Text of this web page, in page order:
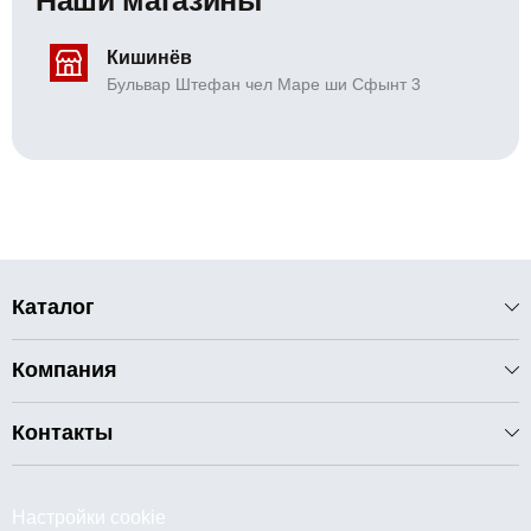
Кишинёв
Бульвар Штефан чел Маре ши Сфынт 3
Каталог
Компания
Контакты
Настройки cookie